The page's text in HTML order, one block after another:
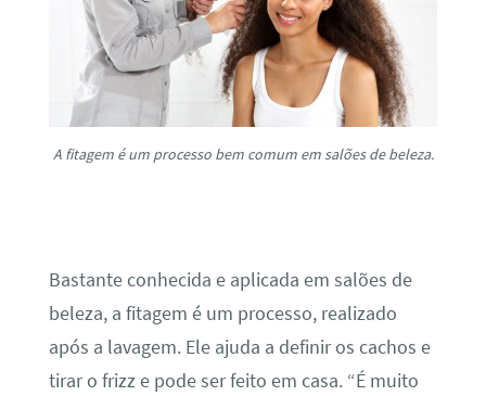
A fitagem é um processo bem comum em salões de beleza.
Bastante conhecida e aplicada em salões de
beleza, a fitagem é um processo, realizado
após a lavagem. Ele ajuda a definir os cachos e
tirar o frizz e pode ser feito em casa. “É muito